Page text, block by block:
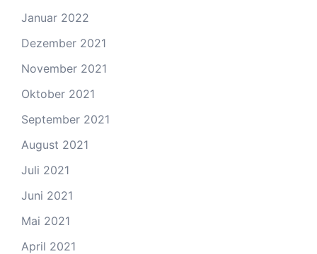
Januar 2022
Dezember 2021
November 2021
Oktober 2021
September 2021
August 2021
Juli 2021
Juni 2021
Mai 2021
April 2021